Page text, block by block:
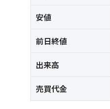
安値
前日終値
出来高
売買代金